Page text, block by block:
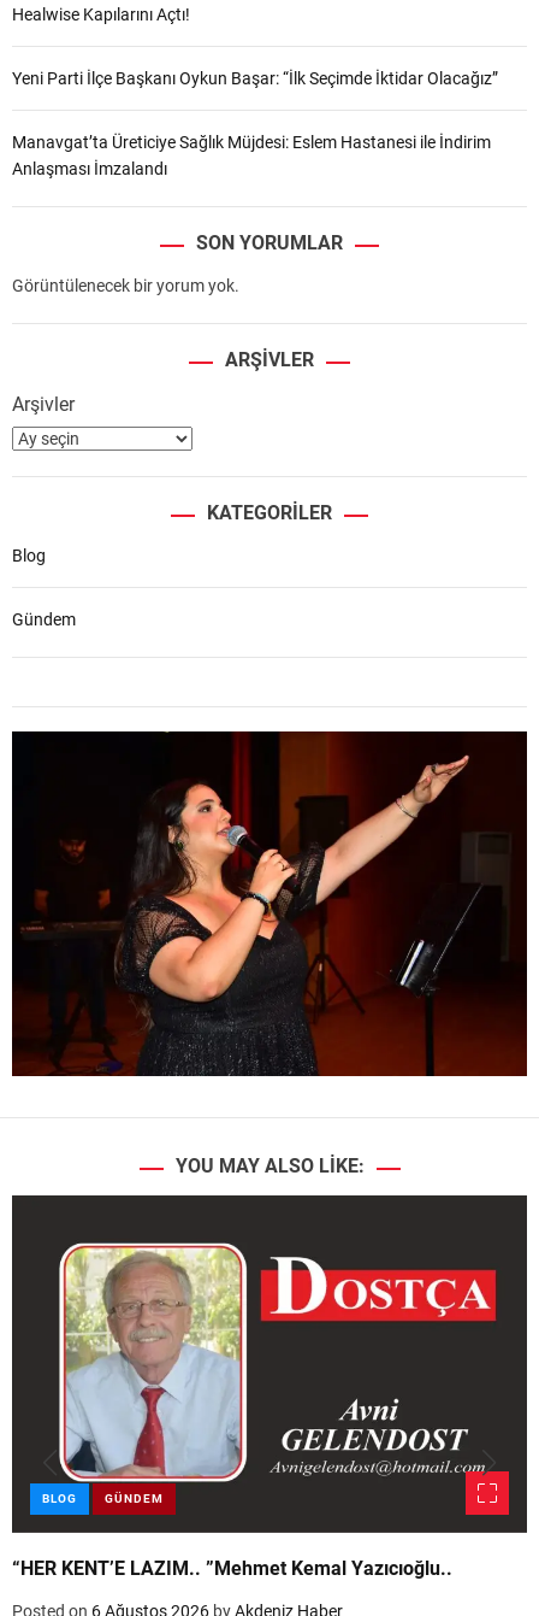
Healwise Kapılarını Açtı!
Yeni Parti İlçe Başkanı Oykun Başar: “İlk Seçimde İktidar Olacağız”
Manavgat’ta Üreticiye Sağlık Müjdesi: Eslem Hastanesi ile İndirim
Anlaşması İmzalandı
SON YORUMLAR
Görüntülenecek bir yorum yok.
ARŞIVLER
Arşivler
KATEGORILER
Blog
Gündem
YOU MAY ALSO LIKE:
BLOG GÜNDEM
“HER KENT’E LAZIM.. ”Mehmet Kemal Yazıcıoğlu..
Posted on 6 Ağustos 2026 byAkdeniz Haber